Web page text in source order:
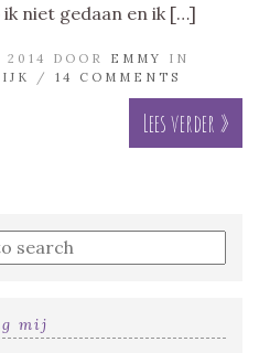
niet gedaan en ik […]
2014 DOOR EMMY
IN
/ 14 COMMENTS
Lees verder »
mij